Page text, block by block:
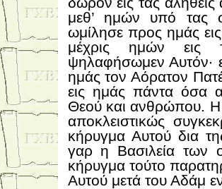
μεθ’ ημών υπό τας
ωμίλησε προς ημάς
μέχρις ημών εις
ψηλαφήσωμεν Αυτόν·
ημάς τον Αόρατον
εις ημάς πάντα όσα
Θεού και ανθρώπου. Η
αποκλειστικώς
κήρυγμα Αυτού δια
γαρ η Βασιλεία των
κήρυγμα τούτο
Αυτού μετά του Αδάμ